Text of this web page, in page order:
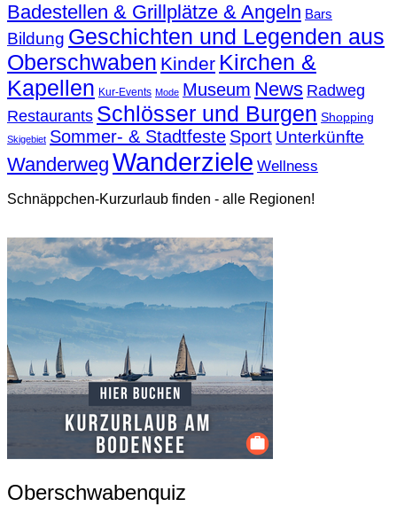
Badestellen & Grillplätze & Angeln Bars
Bildung Geschichten und Legenden aus
Oberschwaben Kinder Kirchen &
Kapellen Kur-Events Mode Museum News Radweg
Restaurants Schlösser und Burgen Shopping
Skigebiet Sommer- & Stadtfeste Sport Unterkünfte
Wanderweg Wanderziele Wellness
Schnäppchen-Kurzurlaub finden - alle Regionen!
Oberschwabenquiz